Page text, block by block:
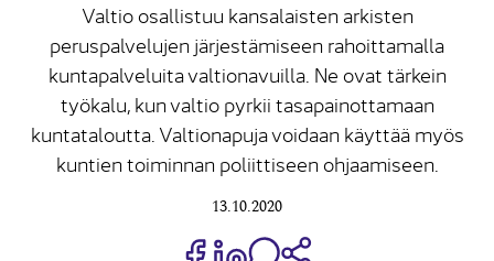
Valtio osallistuu kansalaisten arkisten
peruspalvelujen järjestämiseen rahoittamalla
kuntapalveluita valtionavuilla. Ne ovat tärkein
työkalu, kun valtio pyrkii tasapainottamaan
kuntataloutta. Valtionapuja voidaan käyttää myös
kuntien toiminnan poliittiseen ohjaamiseen.
13.10.2020
Jaa Share on Facebook
Jaa Share on LinkedIn
Jaa WhatsApp-viestinä